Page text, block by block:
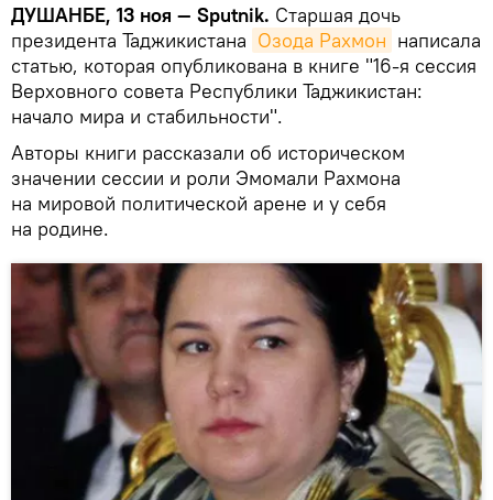
ДУШАНБЕ, 13 ноя — Sputnik. Старшая дочь
президента Таджикистана Озода Рахмон написала
статью, которая опубликована в книге "16-я сессия
Верховного совета Республики Таджикистан:
начало мира и стабильности".
Авторы книги рассказали об историческом
значении сессии и роли Эмомали Рахмона
на мировой политической арене и у себя
на родине.